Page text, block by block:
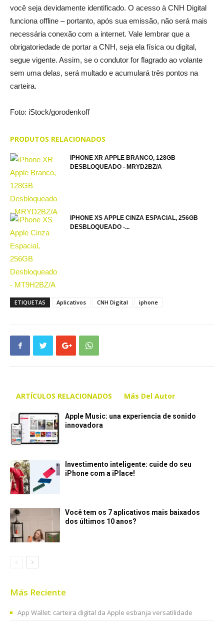
você seja devidamente identificado. O acesso à CNH Digital
funciona offline – portanto, após sua emissão, não será mais
necessária conexão com a internet. Vale lembrar que a
obrigatoriedade de portar a CNH, seja ela física ou digital,
segue vigente. Assim, se o condutor for flagrado ao volante
sem uma delas, será multado e acumulará três pontos na
carteira.
Foto: iStock/gorodenkoff
PRODUTOS RELACIONADOS
IPHONE XR APPLE BRANCO, 128GB
DESBLOQUEADO - MRYD2BZ/A
IPHONE XS APPLE CINZA ESPACIAL, 256GB
DESBLOQUEADO -...
ETIQUETAS Aplicativos CNH Digital iphone
ARTÍCULOS RELACIONADOS Más Del Autor
Apple Music: una experiencia de sonido
innovadora
Investimento inteligente: cuide do seu
iPhone com a iPlace!
Você tem os 7 aplicativos mais baixados
dos últimos 10 anos?
Más Reciente
App Wallet: carteira digital da Apple esbanja versatilidade